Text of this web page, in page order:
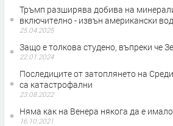
Тръмп разширява добива на
включително - извън американски
25.04.2025
Защо е толкова студено, въпреки че
22.01.2024
Последиците от затоплянето на
са катастрофални
23.08.2022
Няма как на Венера някога да е
16.10.2021